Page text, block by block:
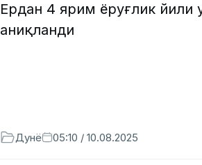
Ердан 4 ярим ёруғлик йили
аниқланди
Дунё 05:10 / 10.08.2025